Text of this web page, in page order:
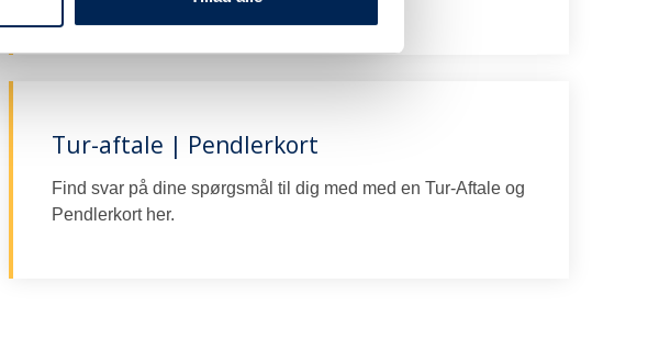
Tur-aftale | Pendlerkort
Find svar på dine spørgsmål til dig med med en Tur-Aftale og
Pendlerkort her.​